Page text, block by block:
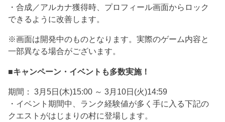
・合成／アルカナ獲得時、プロフィール画面からロック
できるように改善します。
※画面は開発中のものとなります。実際のゲーム内容と
一部異なる場合がございます。
■キャンペーン・イベントも多数実施！
期間： 3月5日(木)15:00 ～ 3月10日(火)14:59
・イベント期間中、ランク経験値が多く手に入る下記の
クエストがはじまりの村に登場します。